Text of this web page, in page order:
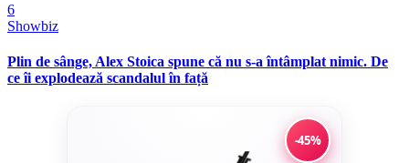
6
Showbiz
Plin de sânge, Alex Stoica spune că nu s-a întâmplat nimic. De
ce îi explodează scandalul în față
-45%